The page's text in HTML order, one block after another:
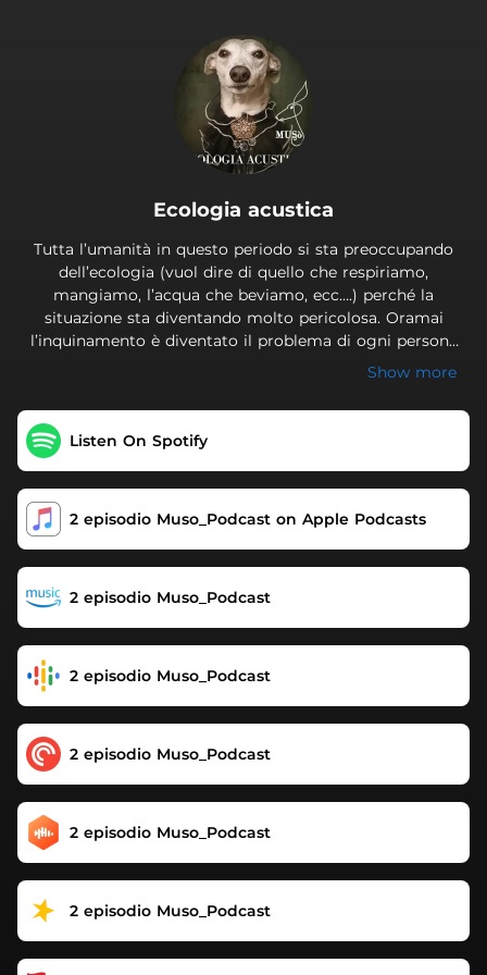
Ecologia acustica
Tutta l’umanità in questo periodo si sta preoccupando
dell’ecologia (vuol dire di quello che respiriamo,
mangiamo, l’acqua che beviamo, ecc….) perché la
situazione sta diventando molto pericolosa. Oramai
l’inquinamento è diventato il problema di ogni persona
vicine al cervello a proposito), che cosa ascoltiamo? E
non possiamo dare la colpa a nessuno se ascoltando le
schifezze inquiniamo la nostra mente e la nostra anima….
Show more
Listen On Spotify
2 episodio ‎Muso_Podcast on Apple Podcasts
2 episodio Muso_Podcast
2 episodio Muso_Podcast
2 episodio Muso_Podcast
2 episodio Muso_Podcast
2 episodio Muso_Podcast